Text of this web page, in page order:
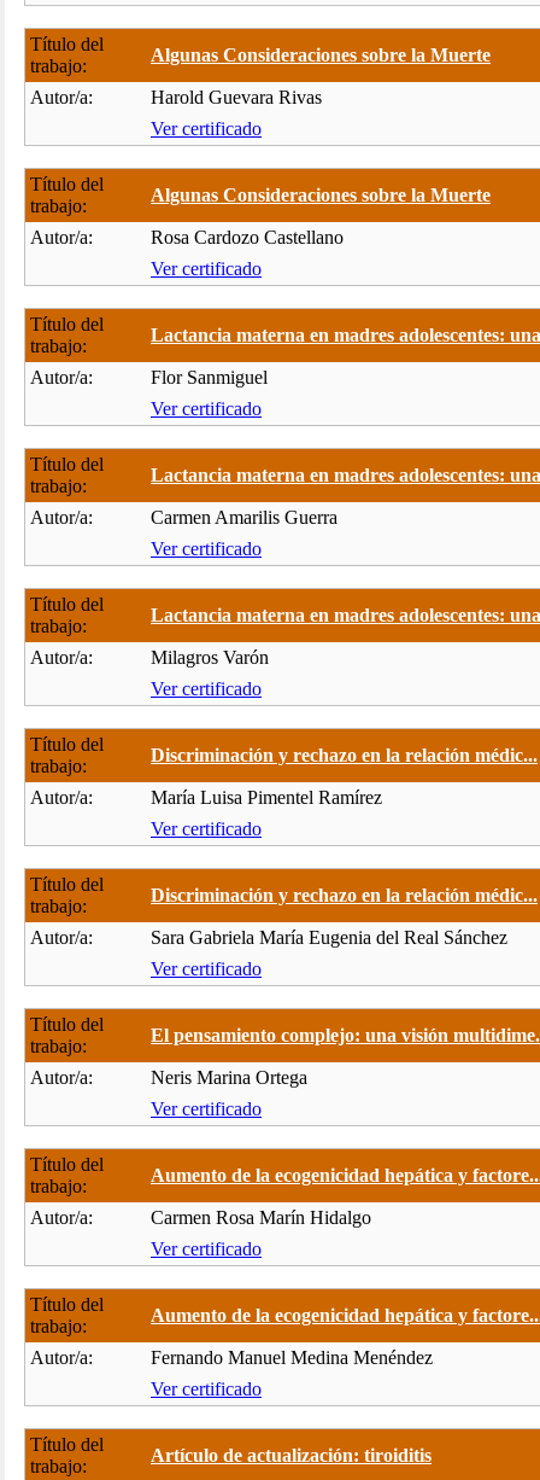
Título del
trabajo:
Algunas Consideraciones sobre la Muerte
Autor/a:
Harold Guevara Rivas
Ver certificado
Título del
trabajo:
Algunas Consideraciones sobre la Muerte
Autor/a:
Rosa Cardozo Castellano
Ver certificado
Título del
trabajo:
Lactancia materna en madres adolescentes:
Autor/a:
Flor Sanmiguel
Ver certificado
Título del
trabajo:
Lactancia materna en madres adolescentes:
Autor/a:
Carmen Amarilis Guerra
Ver certificado
Título del
trabajo:
Lactancia materna en madres adolescentes:
Autor/a:
Milagros Varón
Ver certificado
Título del
trabajo:
Discriminación y rechazo en la relación médic...
Autor/a:
María Luisa Pimentel Ramírez
Ver certificado
Título del
trabajo:
Discriminación y rechazo en la relación médic...
Autor/a:
Sara Gabriela María Eugenia del Real Sánchez
Ver certificado
Título del
trabajo:
El pensamiento complejo: una visión
Autor/a:
Neris Marina Ortega
Ver certificado
Título del
trabajo:
Aumento de la ecogenicidad hepática y
Autor/a:
Carmen Rosa Marín Hidalgo
Ver certificado
Título del
trabajo:
Aumento de la ecogenicidad hepática y
Autor/a:
Fernando Manuel Medina Menéndez
Ver certificado
Título del
trabajo:
Artículo de actualización: tiroiditis